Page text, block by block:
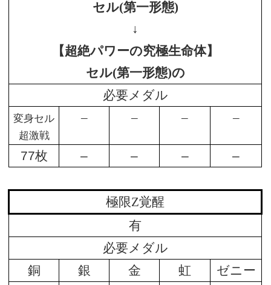
セル(第一形態)
↓
【超絶パワーの究極生命体】
セル(第一形態)の
必要メダル
変身セル
超激戦
– – – –
77枚 – – – –
極限Z覚醒
有
必要メダル
銅
銀 金 虹
ゼニー